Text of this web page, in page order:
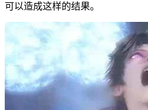
可以造成这样的结果。